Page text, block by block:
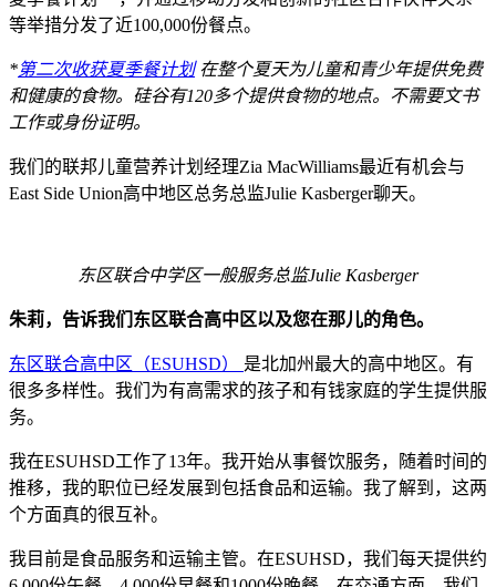
等举措分发了近100,000份餐点。
*第二次收获夏季餐计划在整个夏天为儿童和青少年提供免费
和健康的食物。硅谷有120多个提供食物的地点。不需要文书
工作或身份证明。
我们的联邦儿童营养计划经理Zia MacWilliams最近有机会与
East Side Union高中地区总务总监Julie Kasberger聊天。
东区联合中学区一般服务总监Julie Kasberger
朱莉，告诉我们东区联合高中区以及您在那儿的角色。
东区联合高中区（ESUHSD） 是北加州最大的高中地区。有
很多多样性。我们为有高需求的孩子和有钱家庭的学生提供服
务。
我在ESUHSD工作了13年。我开始从事餐饮服务，随着时间的
推移，我的职位已经发展到包括食品和运输。我了解到，这两
个方面真的很互补。
我目前是食品服务和运输主管。在ESUHSD，我们每天提供约